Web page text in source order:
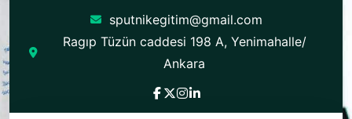
sputnikegitim@gmail.com
Ragıp Tüzün caddesi 198 A, Yenimahalle/
Ankara